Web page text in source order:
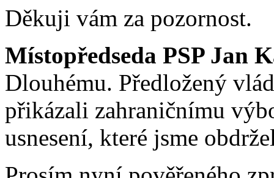
Děkuji vám za pozornost.
Místopředseda PSP Jan
Dlouhému. Předložený
přikázali zahraničnímu
usnesení, které jsme